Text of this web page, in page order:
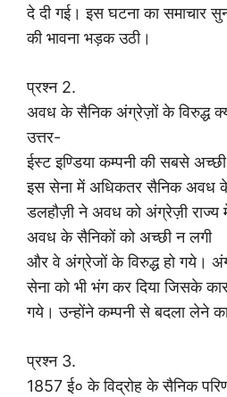
दे दी गई। इस घटना का समाचार
की भावना भड़क उठी।
प्रश्न 2.
अवध के सैनिक अंग्रेज़ों के विरुद्ध
उत्तर-
ईस्ट इण्डिया कम्पनी की सबसे
इस सेना में अधिकतर सैनिक अवध
डलहौज़ी ने अवध को अंग्रेज़ी राज्य
अवध के सैनिकों को अच्छी न लगी
और वे अंग्रेजों के विरुद्ध हो गये।
सेना को भी भंग कर दिया जिसके
गये। उन्होंने कम्पनी से बदला लेने
प्रश्न 3.
1857 ई० के विद्रोह के सैनिक